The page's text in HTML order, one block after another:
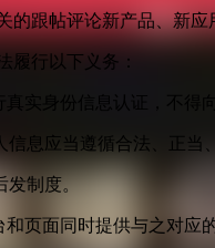
跟帖评论新产品、新
履行以下义务：
真实身份信息认证，不
信息应当遵循合法、正
发制度。
页面同时提供与之对应